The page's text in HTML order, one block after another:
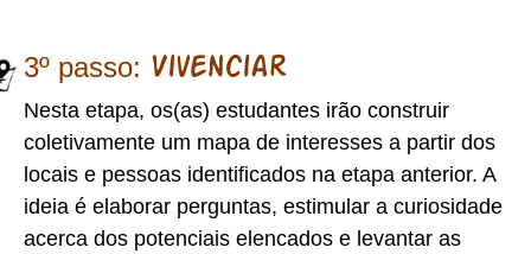
3º passo: Vivenciar
Nesta etapa, os(as) estudantes irão construir
coletivamente um mapa de interesses a partir dos
locais e pessoas identificados na etapa anterior. A
ideia é elaborar perguntas, estimular a curiosidade
acerca dos potenciais elencados e levantar as